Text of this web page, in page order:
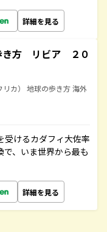
詳細を見る
き方 リビア ２０
リカ） 地球の歩き方 海外
受けるカダフィ大佐率
、いま世界から最も
詳細を見る